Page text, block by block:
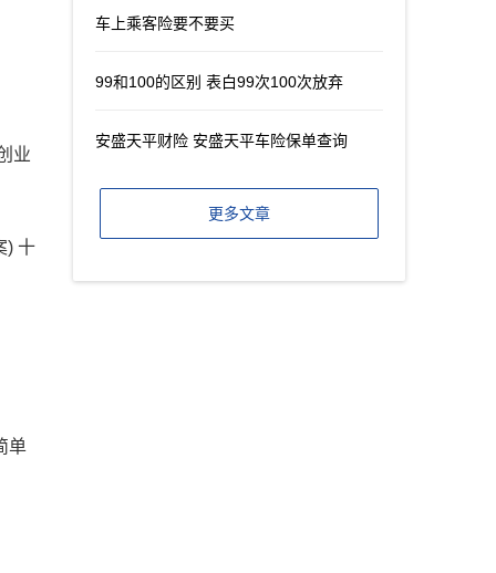
业
) 十
单
车上乘客险要不要买
99和100的区别 表白99次100次放弃
安盛天平财险 安盛天平车险保单查询
更多文章